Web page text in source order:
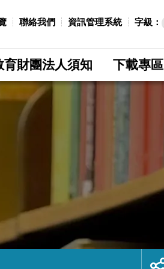
聯絡我們 資訊管理系統 字級：
育財團法人須知 下載專區
展